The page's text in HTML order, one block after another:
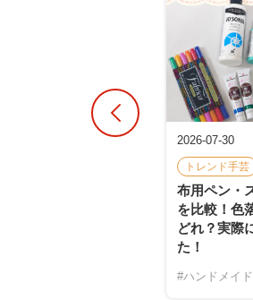
2026-07-30
トレンド手芸
布用ペン・
を比較！色
どれ？実際
た！
#ハンドメイド